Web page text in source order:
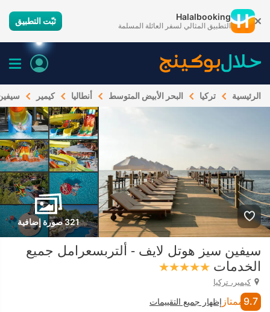
Halalbooking
التطبيق المثالي لسفر العائلة المسلمة ثبّت التطبيق
الرئيسية تركيا البحر الأبيض المتوسط أنطاليا كيمير
321 صورة إضافية
سيفين سيز هوتل لايف - ألتربسعرامل جميع
الخدمات
كيمير، تركيا
9.7 ممتاز إظهار جميع التقييمات